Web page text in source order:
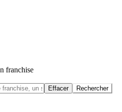
franchise
Effacer Rechercher